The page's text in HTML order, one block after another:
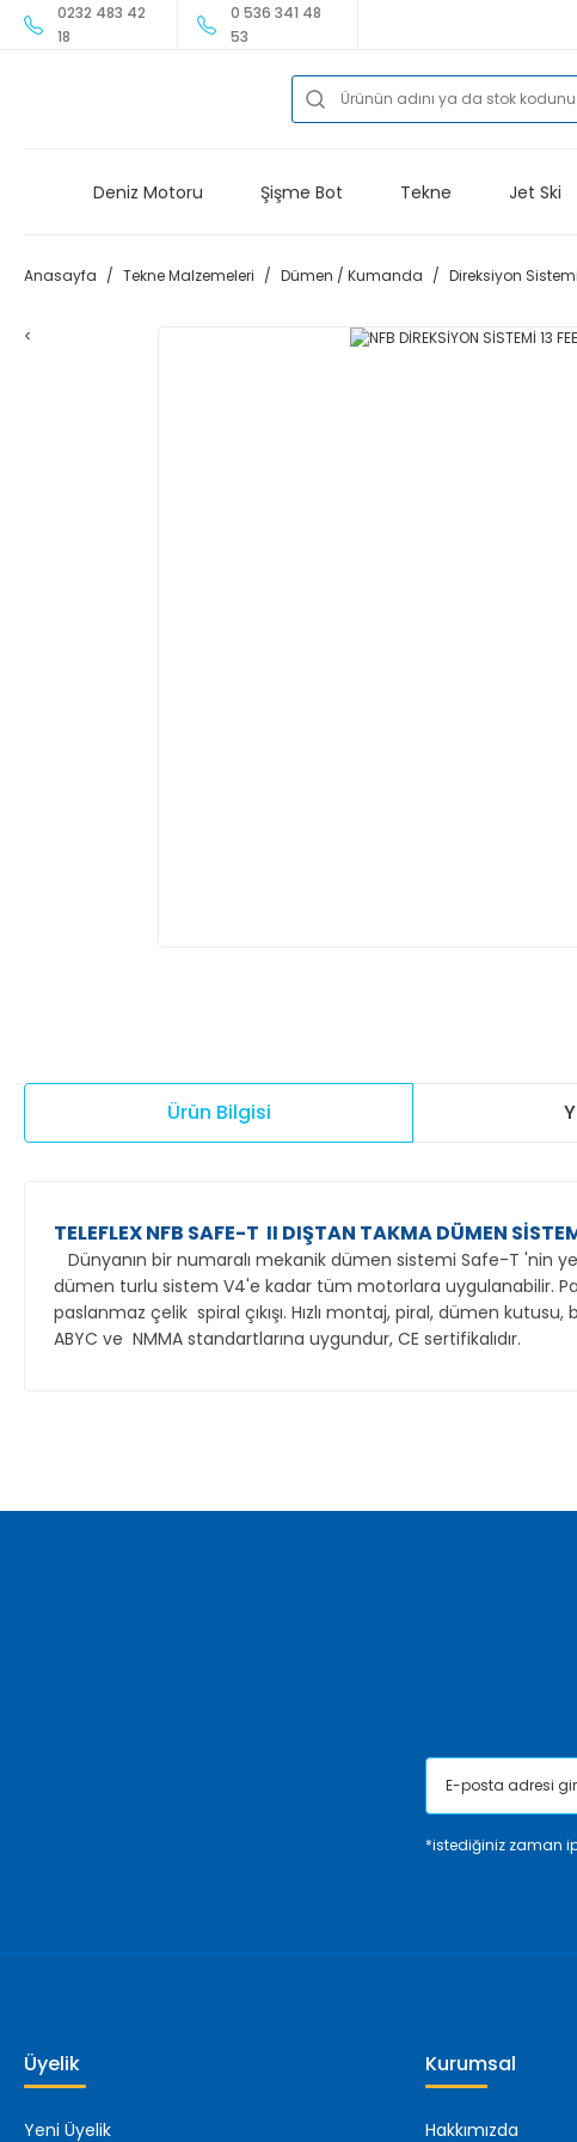
0232 483 42
18
0 536 341 48
53
Deniz Motoru Şişme Bot Tekne Jet Ski
Anasayfa Tekne Malzemeleri Dümen / Kumanda Direksiyon Sistemi
<
Ürün Bilgisi
TELEFLEX NFB SAFE-T II DIŞTAN TAKMA DÜMEN
Dünyanın bir numaralı mekanik dümen sistemi Safe-T 'nin
dümen turlu sistem V4'e kadar tüm motorlara uygulanabilir.
paslanmaz çelik spiral çıkışı. Hızlı montaj, piral, dümen
ABYC ve NMMA standartlarına uygundur, CE sertifikalıdır.
*istediğiniz zaman
Üyelik
Yeni Üyelik
Kurumsal
Hakkımızda